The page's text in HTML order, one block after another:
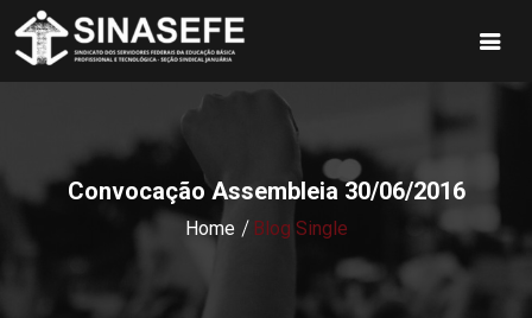
Convocação Assembleia 30/06/2016
Home Blog Single